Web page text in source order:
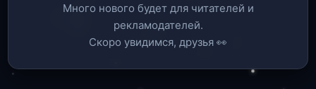
Много нового будет для читателей и
рекламодателей.
Скоро увидимся, друзья 👀